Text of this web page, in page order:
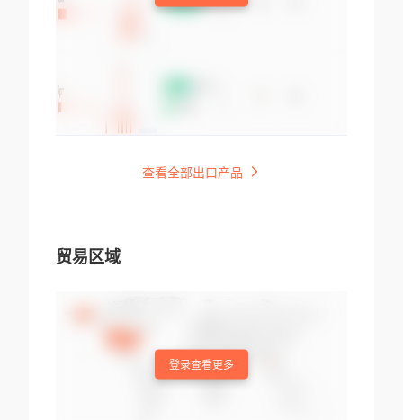
查看全部出口产品
贸易区域
登录查看更多